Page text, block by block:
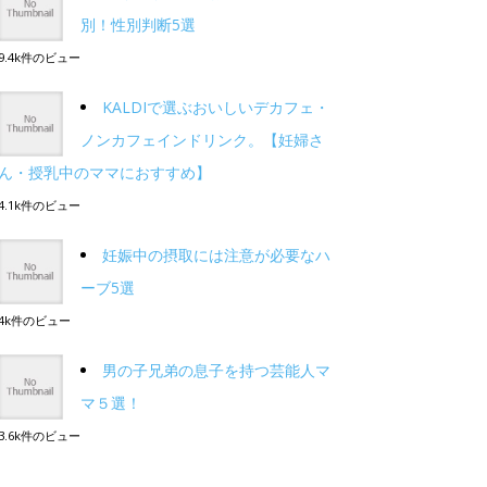
別！性別判断5選
件のビュー
KALDIで選ぶおいしいデカフェ・
ノンカフェインドリンク。【妊婦さ
・授乳中のママにおすすめ】
件のビュー
妊娠中の摂取には注意が必要なハ
ーブ5選
件のビュー
男の子兄弟の息子を持つ芸能人マ
マ５選！
件のビュー